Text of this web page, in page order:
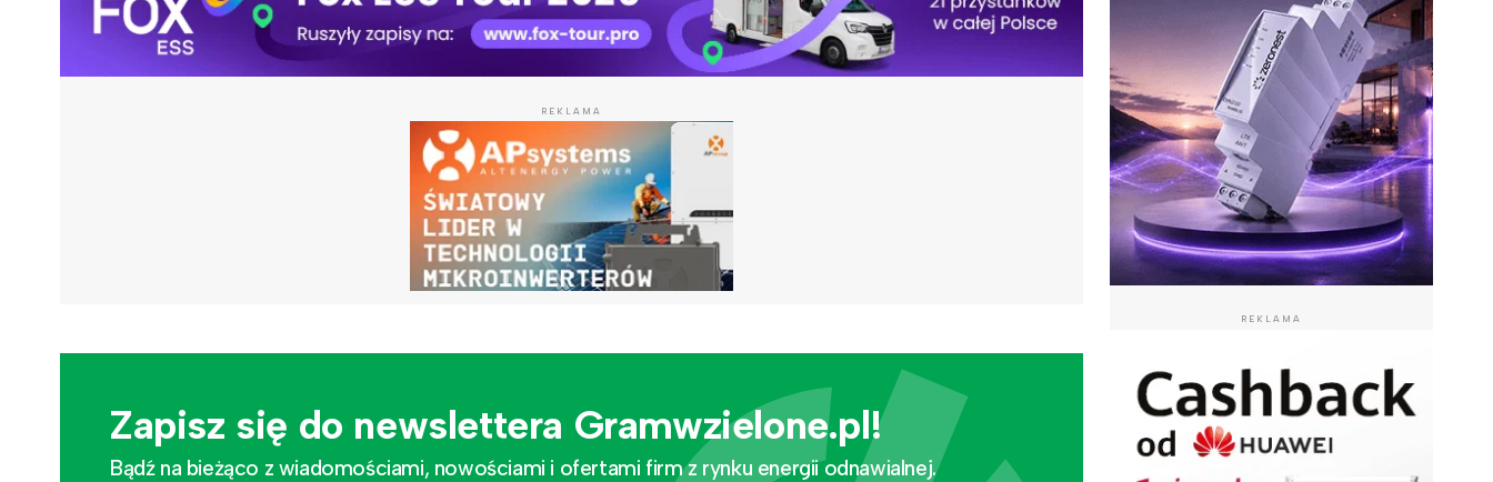
REKLAMA
Zapisz się do newslettera Gramwzielone.pl!
Bądź na bieżąco z wiadomościami, nowościami i ofertami firm z rynku energii odnawialnej.
REKLAMA